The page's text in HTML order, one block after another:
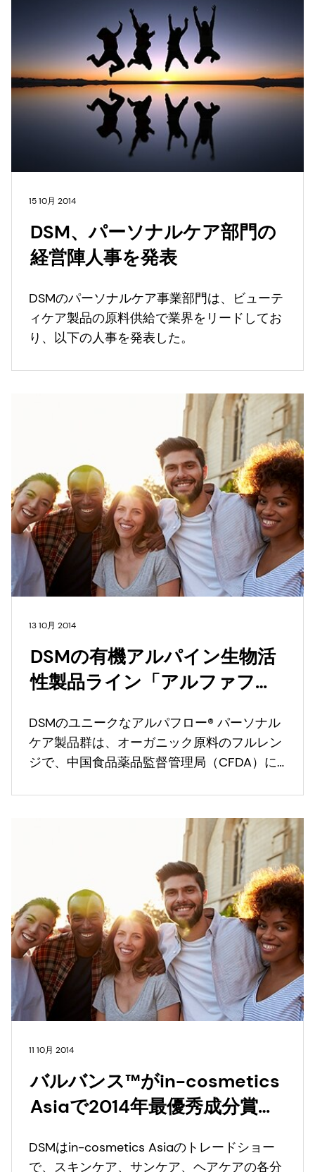
15 10月 2014
DSM、パーソナルケア部門の
経営陣人事を発表
DSMのパーソナルケア事業部門は、ビューテ
ィケア製品の原料供給で業界をリードしてお
り、以下の人事を発表した。
13 10月 2014
DSMの有機アルパイン生物活
性製品ライン「アルファフロ
る
DSMのユニークなアルパフロー® パーソナル
ケア製品群は、オーガニック原料のフルレン
ジで、中国食品薬品監督管理局（CFDA）に
11 10月 2014
バルバンス™がin-cosmetics
Asiaで2014年最優秀成分賞の
DSMはin-cosmetics Asiaのトレードショー
で、スキンケア、サンケア、ヘアケアの各分